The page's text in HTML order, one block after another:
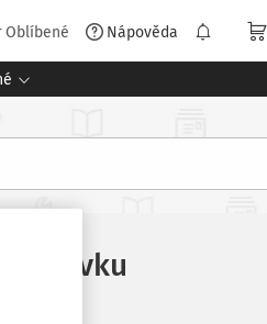
Oblíbené Nápověda